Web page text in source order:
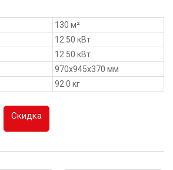
130 м²
12.50 кВт
12.50 кВт
970x945x370 мм
92.0 кг
Скидка